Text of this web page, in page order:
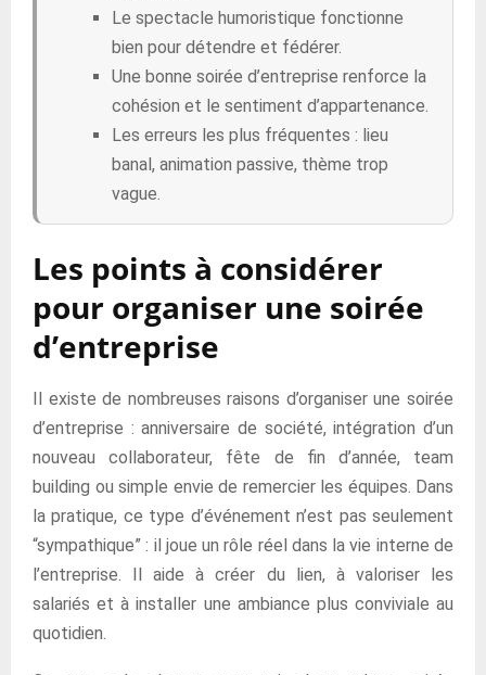
Le spectacle humoristique fonctionne
bien pour détendre et fédérer.
Une bonne soirée d’entreprise renforce la
cohésion et le sentiment d’appartenance.
Les erreurs les plus fréquentes : lieu
banal, animation passive, thème trop
vague.
Les points à considérer
pour organiser une soirée
d’entreprise
Il existe de nombreuses raisons d’organiser une soirée
d’entreprise : anniversaire de société, intégration d’un
nouveau collaborateur, fête de fin d’année, team
building ou simple envie de remercier les équipes. Dans
la pratique, ce type d’événement n’est pas seulement
“sympathique” : il joue un rôle réel dans la vie interne de
l’entreprise. Il aide à créer du lien, à valoriser les
salariés et à installer une ambiance plus conviviale au
quotidien.